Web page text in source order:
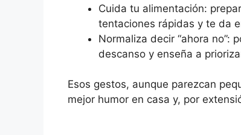
Cuida tu alimentación:
tentaciones rápidas y te da
Normaliza decir “ahora no”:
descanso y enseña a
Esos gestos, aunque parezcan
mejor humor en casa y, por